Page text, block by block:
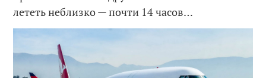
лететь неблизко — почти 14 часов…